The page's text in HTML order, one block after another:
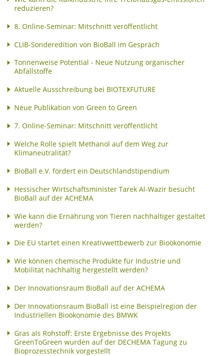
reduzieren?
8. Online-Seminar: Mitschnitt veröffentlicht
CLIB-Sonderedition von BioBall im Gespräch
Tonnenweise Potential - Neue Nutzung organischer
Abfallstoffe
Aktuelle Ausschreibung bei BIOTEXFUTURE
Neue Publikation von Green to Green
7. Online-Seminar: Mitschnitt veröffentlicht
Welche Rolle spielt Methanol auf dem Weg zur
Klimaneutralität?
BioBall e.V. fördert ein Deutschlandstipendium
Hessischer Wirtschaftsminister Tarek Al-Wazir besucht
BioBall auf der ACHEMA
Wie kann die Ernährung von Tieren nachhaltiger gestaltet
werden?
Die EU startet einen Kreativwettbewerb zur Bioökonomie
Wie können chemische Produkte für Industrie und
Mobilität nachhaltig hergestellt werden?
Der Innovationsraum BioBall auf der ACHEMA
Der Innovationsraum BioBall ist eine Beispielregion der
Industriellen Bioökonomie des BMWK
Gras als Rohstoff: Erste Ergebnisse des Projekts
GreenToGreen wurden auf der DECHEMA Tagung zu
Bioprozesstechnik vorgestellt